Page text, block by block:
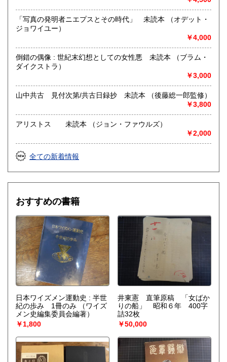
「写真の発明者ニエプスとその時代」 未読本 （オデット・
ジョワイユー）
￥4,000
倒錯の偶像 : 世紀末幻想としての女性悪 未読本 （ブラム・
ダイクストラ）
￥3,000
山中共古 見付次第/共古日録抄 未読本 （後藤総一郎監修）
￥3,800
アリストス 未読本 （ジョン・ファウルズ）
￥2,000
全ての新着情報
おすすめの書籍
日本ワイズメン運動史 : 半世
紀の歩み 1冊のみ
（ワイズ
メン史編集委員会編著）
￥1,800
井東憲 直筆原稿 「女ばか
りの船」 昭和６年 400字
詰32枚
￥50,000